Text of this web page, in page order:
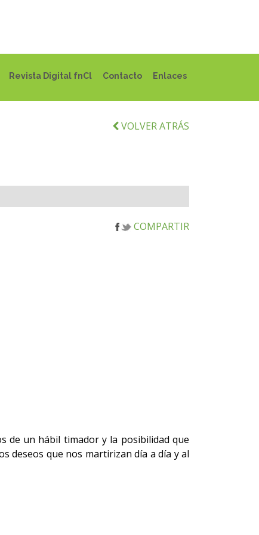
Revista Digital fnCl Contacto Enlaces
VOLVER ATRÁS
COMPARTIR
de un hábil timador y la posibilidad que
deseos que nos martirizan día a día y al